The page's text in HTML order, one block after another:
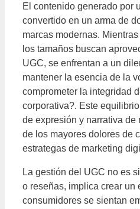
El contenido generado por
convertido en un arma de
marcas modernas.
los tamaños buscan
UGC, se enfrentan a un
mantener la esencia de la
comprometer la integridad
corporativa?. Este
de expresión y narrativa de
de los mayores dolores de
estrategas de marketing
La gestión del UGC no es
o reseñas, implica crear un
consumidores se sientan